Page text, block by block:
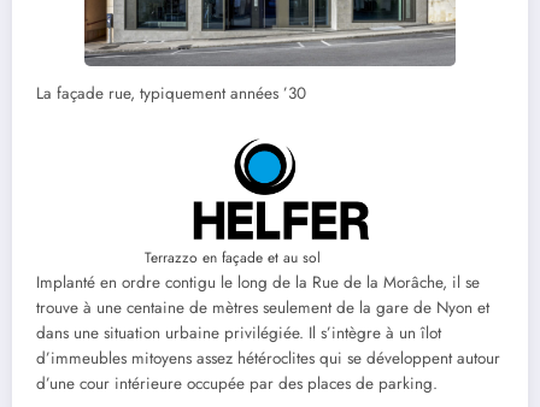
La façade rue, typiquement années ’30
Terrazzo en façade et au sol
Implanté en ordre contigu le long de la Rue de la Morâche, il se
trouve à une centaine de mètres seulement de la gare de Nyon et
dans une situation urbaine privilégiée. Il s’intègre à un îlot
d’immeubles mitoyens assez hétéroclites qui se développent autour
d’une cour intérieure occupée par des places de parking.